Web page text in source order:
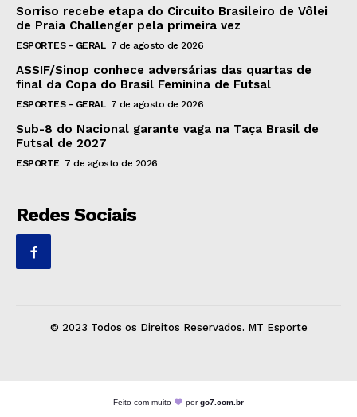
Sorriso recebe etapa do Circuito Brasileiro de Vôlei
de Praia Challenger pela primeira vez
ESPORTES - GERAL 7 de agosto de 2026
ASSIF/Sinop conhece adversárias das quartas de
final da Copa do Brasil Feminina de Futsal
ESPORTES - GERAL 7 de agosto de 2026
Sub-8 do Nacional garante vaga na Taça Brasil de
Futsal de 2027
ESPORTE 7 de agosto de 2026
Redes Sociais
© 2023 Todos os Direitos Reservados. MT Esporte
Feito com muito porgo7.com.br